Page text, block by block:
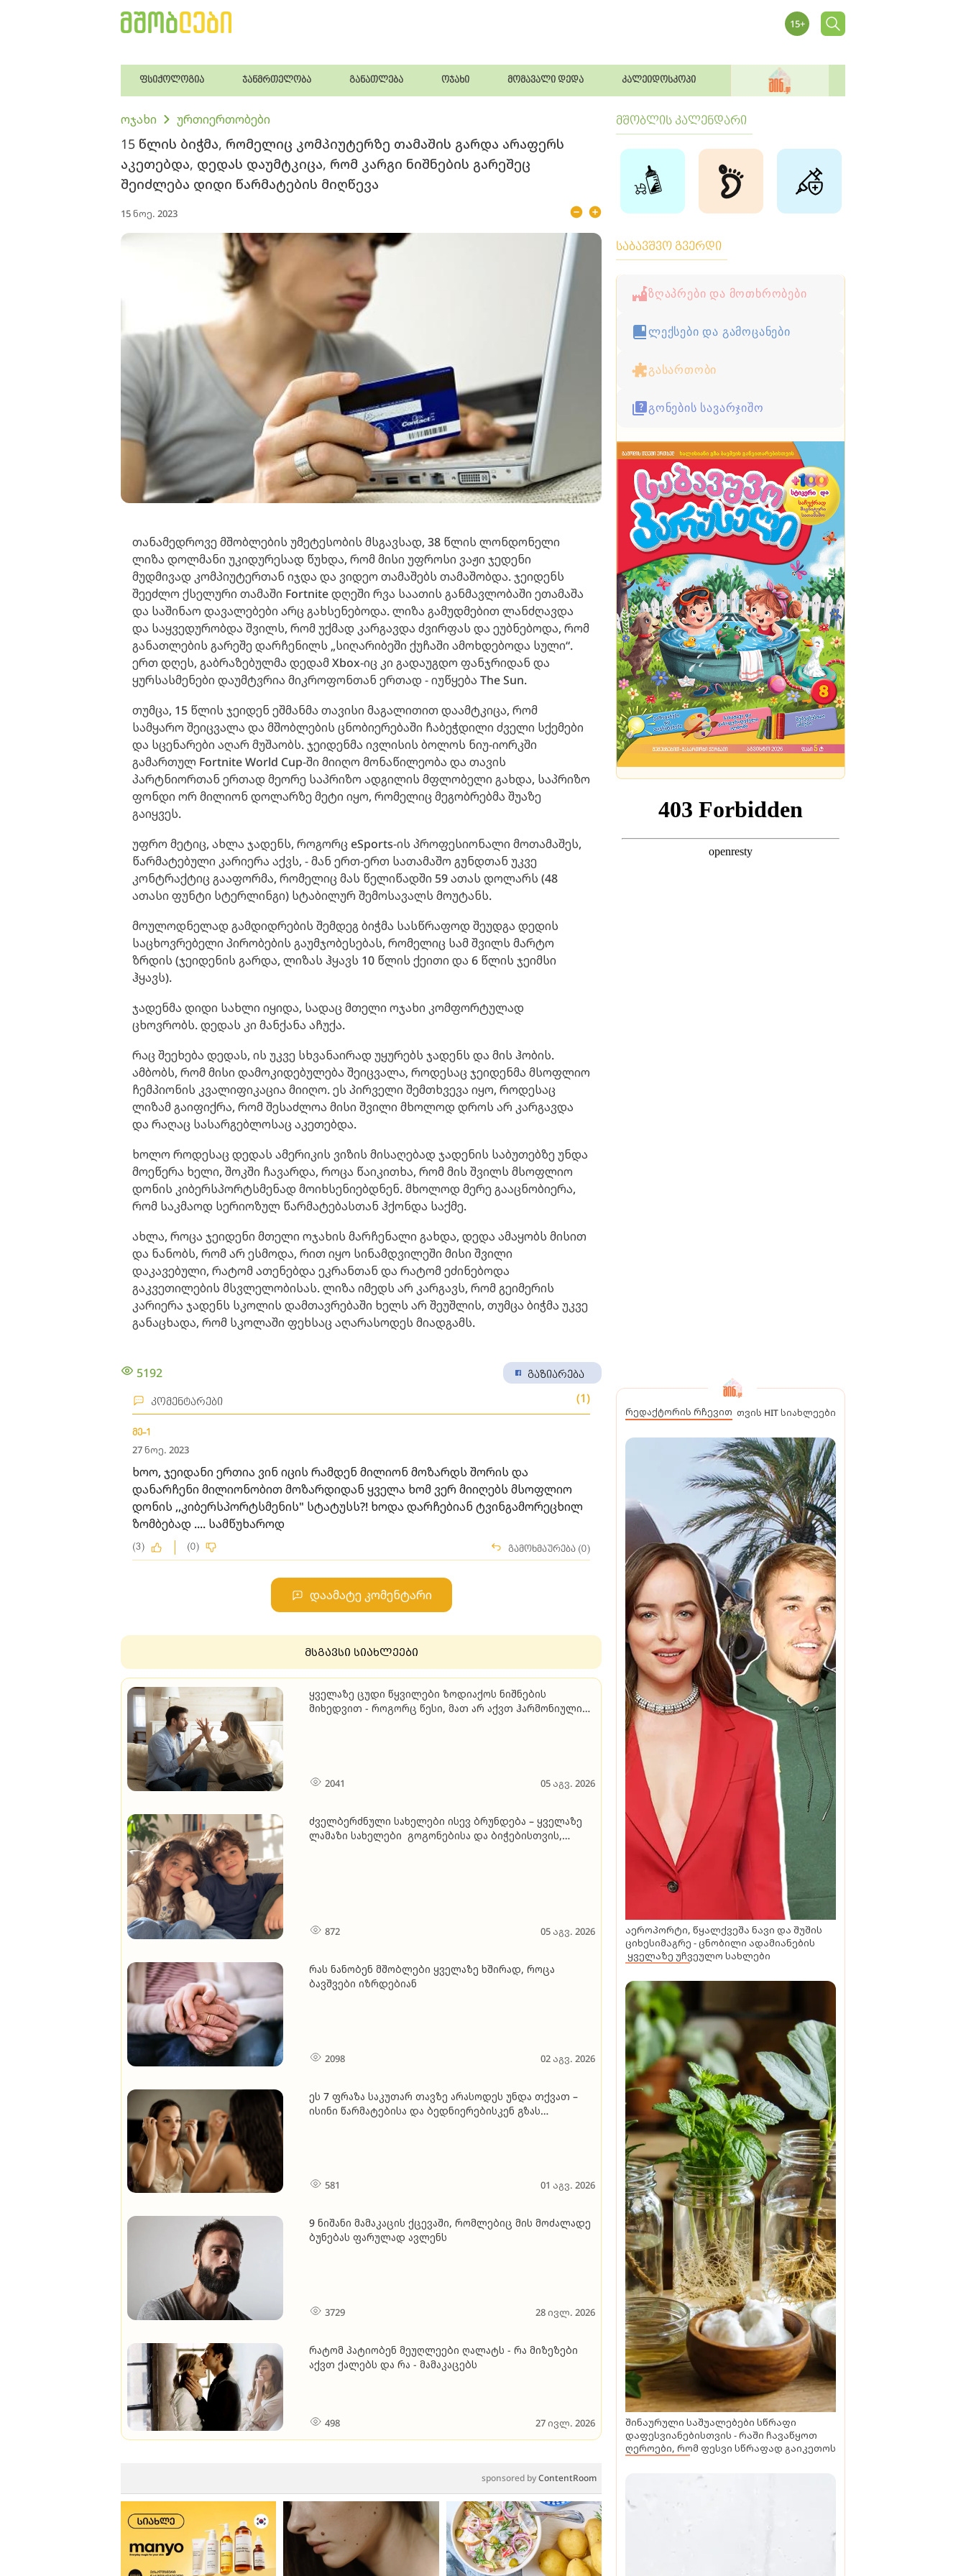
ფსიქოლოგია ჯანმრთელობა განათლება ოჯახი მომავალი დედა კალეიდოსკოპი
ოჯახი ურთიერთობები
15 წლის ბიჭმა, რომელიც კომპიუტერზე თამაშის გარდა არაფერს
აკეთებდა, დედას დაუმტკიცა, რომ კარგი ნიშნების გარეშეც
შეიძლება დიდი წარმატების მიღწევა
15 ნოე. 2023
თანამედროვე მშობლების უმეტესობის მსგავსად, 38 წლის ლონდონელი
ლიზა დოლმანი უკიდურესად წუხდა, რომ მისი უფროსი ვაჟი ჯედენი
მუდმივად კომპიუტერთან იჯდა და ვიდეო თამაშებს თამაშობდა. ჯეიდენს
შეეძლო ქსელური თამაში Fortnite დღეში რვა საათის განმავლობაში ეთამაშა
და საშინაო დავალებები არც გახსენებოდა. ლიზა გამუდმებით ლანძღავდა
და საყვედურობდა შვილს, რომ უქმად კარგავდა ძვირფას და ეუბნებოდა, რომ
განათლების გარეშე დარჩენილს „სიღარიბეში ქუჩაში ამოხდებოდა სული“.
ერთ დღეს, გაბრაზებულმა დედამ Xbox-იც კი გადაუგდო ფანჯრიდან და
ყურსასმენები დაუმტვრია მიკროფონთან ერთად - იუწყება The Sun.
თუმცა, 15 წლის ჯეიდენ ეშმანმა თავისი მაგალითით დაამტკიცა, რომ
სამყარო შეიცვალა და მშობლების ცნობიერებაში ჩაბეჭდილი ძველი სქემები
და სცენარები აღარ მუშაობს. ჯეიდენმა ივლისის ბოლოს ნიუ-იორკში
გამართულ Fortnite World Cup-ში მიიღო მონაწილეობა და თავის
პარტნიორთან ერთად მეორე საპრიზო ადგილის მფლობელი გახდა, საპრიზო
ფონდი ორ მილიონ დოლარზე მეტი იყო, რომელიც მეგობრებმა შუაზე
გაიყვეს.
უფრო მეტიც, ახლა ჯადენს, როგორც eSports-ის პროფესიონალი მოთამაშეს,
წარმატებული კარიერა აქვს, - მან ერთ-ერთ სათამაშო გუნდთან უკვე
კონტრაქტიც გააფორმა, რომელიც მას წელიწადში 59 ათას დოლარს (48
ათასი ფუნტი სტერლინგი) სტაბილურ შემოსავალს მოუტანს.
მოულოდნელად გამდიდრების შემდეგ ბიჭმა სასწრაფოდ შეუდგა დედის
საცხოვრებელი პირობების გაუმჯობესებას, რომელიც სამ შვილს მარტო
ზრდის (ჯეიდენის გარდა, ლიზას ჰყავს 10 წლის ქეითი და 6 წლის ჯეიმსი
ჰყავს).
ჯადენმა დიდი სახლი იყიდა, სადაც მთელი ოჯახი კომფორტულად
ცხოვრობს. დედას კი მანქანა აჩუქა.
რაც შეეხება დედას, ის უკვე სხვანაირად უყურებს ჯადენს და მის ჰობის.
ამბობს, რომ მისი დამოკიდებულება შეიცვალა, როდესაც ჯეიდენმა მსოფლიო
ჩემპიონის კვალიფიკაცია მიიღო. ეს პირველი შემთხვევა იყო, როდესაც
ლიზამ გაიფიქრა, რომ შესაძლოა მისი შვილი მხოლოდ დროს არ კარგავდა
და რაღაც სასარგებლოსაც აკეთებდა.
ხოლო როდესაც დედას ამერიკის ვიზის მისაღებად ჯადენის საბუთებზე უნდა
მოეწერა ხელი, შოკში ჩავარდა, როცა წაიკითხა, რომ მის შვილს მსოფლიო
დონის კიბერსპორტსმენად მოიხსენიებდნენ. მხოლოდ მერე გააცნობიერა,
რომ საკმაოდ სერიოზულ წარმატებასთან ჰქონდა საქმე.
ახლა, როცა ჯეიდენი მთელი ოჯახის მარჩენალი გახდა, დედა ამაყობს მისით
და ნანობს, რომ არ ესმოდა, რით იყო სინამდვილეში მისი შვილი
დაკავებული, რატომ ათენებდა ეკრანთან და რატომ ეძინებოდა
გაკვეთილების მსვლელობისას. ლიზა იმედს არ კარგავს, რომ გეიმერის
კარიერა ჯადენს სკოლის დამთავრებაში ხელს არ შეუშლის, თუმცა ბიჭმა უკვე
განაცხადა, რომ სკოლაში ფეხსაც აღარასოდეს მიადგამს.
5192 გაზიარება
კომენტარები (1)
მე-1
27 ნოე. 2023
ხოო, ჯეიდანი ერთია ვინ იცის რამდენ მილიონ მოზარდს შორის და
დანარჩენი მილიონობით მოზარდიდან ყველა ხომ ვერ მიიღებს მსოფლიო
დონის ,,კიბერსპორტსმენის" სტატუსს?! ხოდა დარჩებიან ტვინგამორეცხილ
ზომბებად .... სამწუხაროდ
(3) (0) გამოხმაურება (0)
დაამატე კომენტარი
მსგავსი სიახლეები
ყველაზე ცუდი წყვილები ზოდიაქოს ნიშნების
მიხედვით - როგორც წესი, მათ არ აქვთ ჰარმონიული
2041 05 აგვ. 2026
ძველბერძნული სახელები ისევ ბრუნდება – ყველაზე
ლამაზი სახელები გოგონებისა და ბიჭებისთვის,
872 05 აგვ. 2026
რას ნანობენ მშობლები ყველაზე ხშირად, როცა
ბავშვები იზრდებიან
2098 02 აგვ. 2026
ეს 7 ფრაზა საკუთარ თავზე არასოდეს უნდა თქვათ –
ისინი წარმატებისა და ბედნიერებისკენ გზას
581 01 აგვ. 2026
9 ნიშანი მამაკაცის ქცევაში, რომლებიც მის მოძალადე
ბუნებას ფარულად ავლენს
3729 28 ივლ. 2026
რატომ პატიობენ მეუღლეები ღალატს - რა მიზეზები
აქვთ ქალებს და რა - მამაკაცებს
498 27 ივლ. 2026
sponsored byContentRoom
მშობლის კალენდარი
საბავშვო გვერდი
ზღაპრები და მოთხრობები
ლექსები და გამოცანები
გასართობი
გონების სავარჯიშო
რედაქტორის რჩევით თვის HIT სიახლეები
აეროპორტი, წყალქვეშა ნავი და შუშის
ციხესიმაგრე - ცნობილი ადამიანების
ყველაზე უჩვეულო სახლები
შინაურული საშუალებები სწრაფი
დაფესვიანებისთვის - რაში ჩავაწყოთ
ღეროები, რომ ფესვი სწრაფად გაიკეთოს